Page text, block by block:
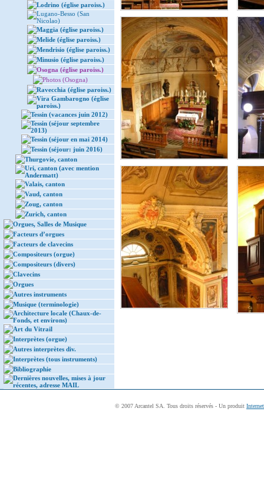
Lodrino (église paroiss.)
Lugano-Besso (San
Nicolao)
Maggia (église paroiss.)
Melide (église paroiss.)
Mendrisio (église paroiss.)
Minusio (église paroiss.)
Osogna (église paroiss.)
Photos (Osogna)
Ravecchia (église paroiss.)
Vira Gambarogno (église
paroiss.)
Tessin (vacances juin 2012)
Tessin (séjour septembre
2013)
Tessin (séjour en mai 2014)
Tessin (séjour: juin 2016)
Thurgovie, canton
Uri, canton (avec mention
Andermatt)
Valais, canton
Vaud, canton
Zoug, canton
Zurich, canton
Orgues, Salles de Musique
Facteurs d’orgues
Facteurs de clavecins
Compositeurs (orgue)
Compositeurs (divers)
Clavecins
Orgues
Autres instruments
Musique (terminologie)
Architecture locale (Chaux-de-
Fonds, et environs)
Art du Vitrail
Interprètes (orgue)
Autres interprètes div.
Interprètes (tous instruments)
Bibliographie
Dernières nouvelles, mises à jour
récentes, adresse MAIL
© 2007 Arcantel SA. Tous droits réservés - Un produit